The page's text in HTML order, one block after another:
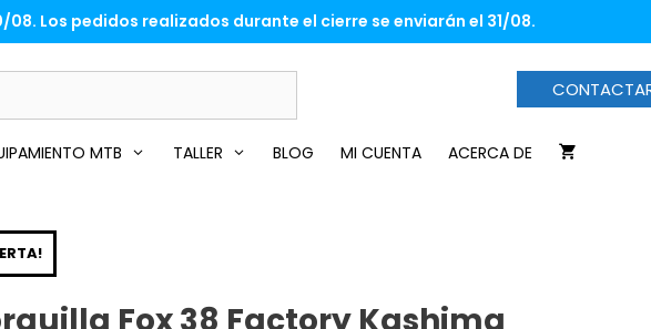
Los pedidos realizados durante el cierre se enviarán el 31/08.
MTB TALLER BLOG MI CUENTA ACERCA DE
Fox 38 Factory Kashima
era:
es:
1.359,00€.